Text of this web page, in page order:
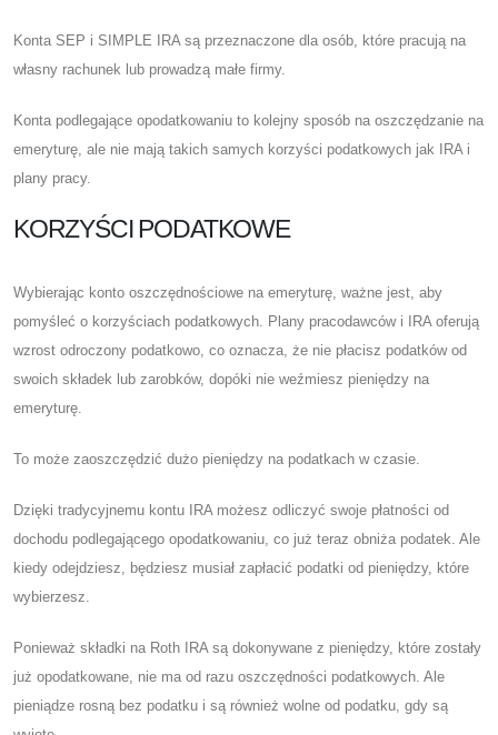
Konta SEP i SIMPLE IRA są przeznaczone dla osób, które pracują na
własny rachunek lub prowadzą małe firmy.
Konta podlegające opodatkowaniu to kolejny sposób na oszczędzanie na
emeryturę, ale nie mają takich samych korzyści podatkowych jak IRA i
plany pracy.
KORZYŚCI PODATKOWE
Wybierając konto oszczędnościowe na emeryturę, ważne jest, aby
pomyśleć o korzyściach podatkowych. Plany pracodawców i IRA oferują
wzrost odroczony podatkowo, co oznacza, że ​​nie płacisz podatków od
swoich składek lub zarobków, dopóki nie weźmiesz pieniędzy na
emeryturę.
To może zaoszczędzić dużo pieniędzy na podatkach w czasie.
Dzięki tradycyjnemu kontu IRA możesz odliczyć swoje płatności od
dochodu podlegającego opodatkowaniu, co już teraz obniża podatek. Ale
kiedy odejdziesz, będziesz musiał zapłacić podatki od pieniędzy, które
wybierzesz.
Ponieważ składki na Roth IRA są dokonywane z pieniędzy, które zostały
już opodatkowane, nie ma od razu oszczędności podatkowych. Ale
pieniądze rosną bez podatku i są również wolne od podatku, gdy są